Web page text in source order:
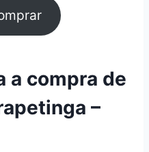
a compra de
–